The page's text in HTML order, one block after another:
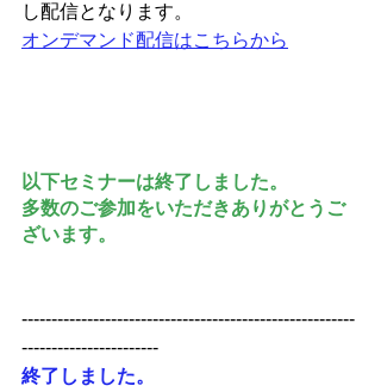
し配信となります。
オンデマンド配信はこちらから
以下セミナーは終了しました。
多数のご参加をいただきありがとうご
ざいます。
--------------------------------------------------------
-----------------------
終了しました。